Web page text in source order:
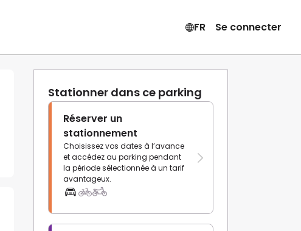
FR Se connecter
Stationner dans ce parking
Réserver un
stationnement
Choisissez vos dates à l’avance
et accédez au parking pendant
la période sélectionnée à un tarif
avantageux.